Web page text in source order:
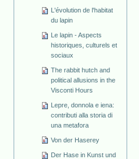
L'évolution de l'habitat
du lapin
Le lapin - Aspects
historiques, culturels et
sociaux
The rabbit hutch and
political allusions in the
Visconti Hours
Lepre, donnola e iena:
contributi alla storia di
una metafora
Von der Haserey
Der Hase in Kunst und